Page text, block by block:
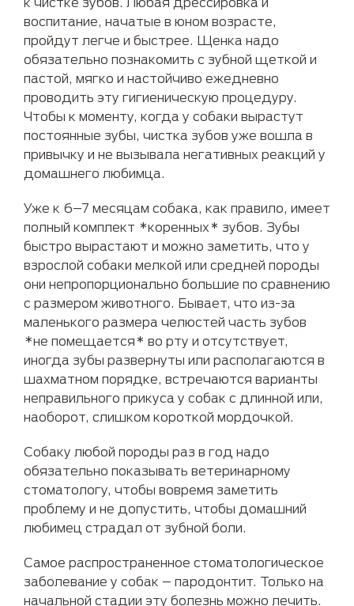
воспитание, начатые в юном возрасте,
пройдут легче и быстрее. Щенка надо
обязательно познакомить с зубной щеткой и
пастой, мягко и настойчиво ежедневно
проводить эту гигиеническую процедуру.
Чтобы к моменту, когда у собаки вырастут
постоянные зубы, чистка зубов уже вошла в
привычку и не вызывала негативных реакций у
домашнего любимца.
Уже к 6–7 месяцам собака, как правило, имеет
полный комплект *коренных* зубов. Зубы
быстро вырастают и можно заметить, что у
взрослой собаки мелкой или средней породы
они непропорционально большие по сравнению
с размером животного. Бывает, что из-за
маленького размера челюстей часть зубов
*не помещается* во рту и отсутствует,
иногда зубы развернуты или располагаются в
шахматном порядке, встречаются варианты
неправильного прикуса у собак с длинной или,
наоборот, слишком короткой мордочкой.
Собаку любой породы раз в год надо
обязательно показывать ветеринарному
стоматологу, чтобы вовремя заметить
проблему и не допустить, чтобы домашний
любимец страдал от зубной боли.
Самое распространенное стоматологическое
заболевание у собак – пародонтит. Только на
начальной стадии эту болезнь можно лечить.